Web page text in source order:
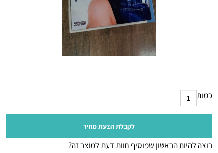
כמות
לקבלת הצעת מחיר
רוצה להיות הראשון שמוסיף חוות דעת למוצר זה?